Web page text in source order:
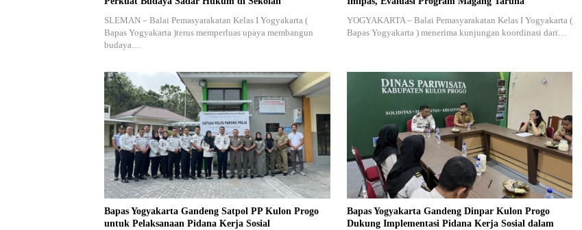
SLEMAN – Balai Pemasyarakatan Kelas I Yogyakarta (
Bapas Yogyakarta )terus memperluas upaya membangun
budaya…
YOGYAKARTA – Balai Pemasyarakatan Kelas I Yogyakarta (
Bapas Yogyakarta ) menerima kunjungan koordinasi dari…
Bapas Yogyakarta Gandeng Satpol PP Kulon Progo
untuk Pelaksanaan Pidana Kerja Sosial
Bapas Yogyakarta Gandeng Dinpar Kulon Progo
Dukung Implementasi Pidana Kerja Sosial dalam